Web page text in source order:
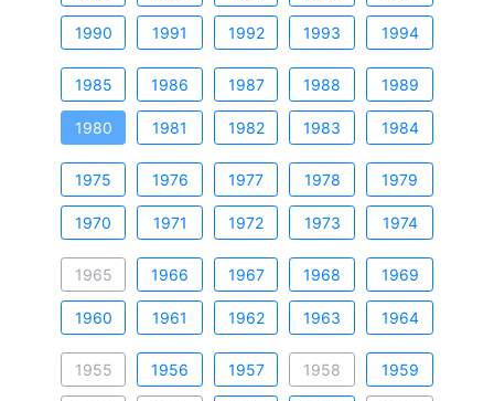
1990 1991 1992 1993 1994
1985 1986 1987 1988 1989
1980 1981 1982 1983 1984
1975 1976 1977 1978 1979
1970 1971 1972 1973 1974
1965 1966 1967 1968 1969
1960 1961 1962 1963 1964
1955 1956 1957 1958 1959